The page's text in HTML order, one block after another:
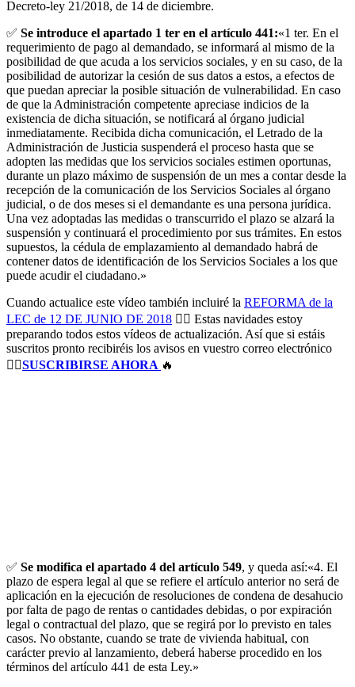
Decreto-ley 21/2018, de 14 de diciembre.
✅ Se introduce el apartado 1 ter en el artículo 441:«1 ter. En el
requerimiento de pago al demandado, se informará al mismo de la
posibilidad de que acuda a los servicios sociales, y en su caso, de la
posibilidad de autorizar la cesión de sus datos a estos, a efectos de
que puedan apreciar la posible situación de vulnerabilidad. En caso
de que la Administración competente apreciase indicios de la
existencia de dicha situación, se notificará al órgano judicial
inmediatamente. Recibida dicha comunicación, el Letrado de la
Administración de Justicia suspenderá el proceso hasta que se
adopten las medidas que los servicios sociales estimen oportunas,
durante un plazo máximo de suspensión de un mes a contar desde la
recepción de la comunicación de los Servicios Sociales al órgano
judicial, o de dos meses si el demandante es una persona jurídica.
Una vez adoptadas las medidas o transcurrido el plazo se alzará la
suspensión y continuará el procedimiento por sus trámites. En estos
supuestos, la cédula de emplazamiento al demandado habrá de
contener datos de identificación de los Servicios Sociales a los que
puede acudir el ciudadano.»
Cuando actualice este vídeo también incluiré la REFORMA de la
LEC de 12 DE JUNIO DE 2018 👈🏻 Estas navidades estoy
preparando todos estos vídeos de actualización. Así que si estáis
suscritos pronto recibiréis los avisos en vuestro correo electrónico
👉🏻SUSCRIBIRSE AHORA 🔥
✅ Se modifica el apartado 4 del artículo 549, y queda así:«4. El
plazo de espera legal al que se refiere el artículo anterior no será de
aplicación en la ejecución de resoluciones de condena de desahucio
por falta de pago de rentas o cantidades debidas, o por expiración
legal o contractual del plazo, que se regirá por lo previsto en tales
casos. No obstante, cuando se trate de vivienda habitual, con
carácter previo al lanzamiento, deberá haberse procedido en los
términos del artículo 441 de esta Ley.»